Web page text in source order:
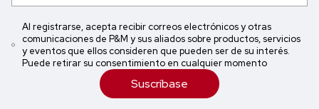
Al registrarse, acepta recibir correos electrónicos y otras
comunicaciones de P&M y sus aliados sobre productos, servicios
y eventos que ellos consideren que pueden ser de su interés.
Puede retirar su consentimiento en cualquier momento
Suscríbase